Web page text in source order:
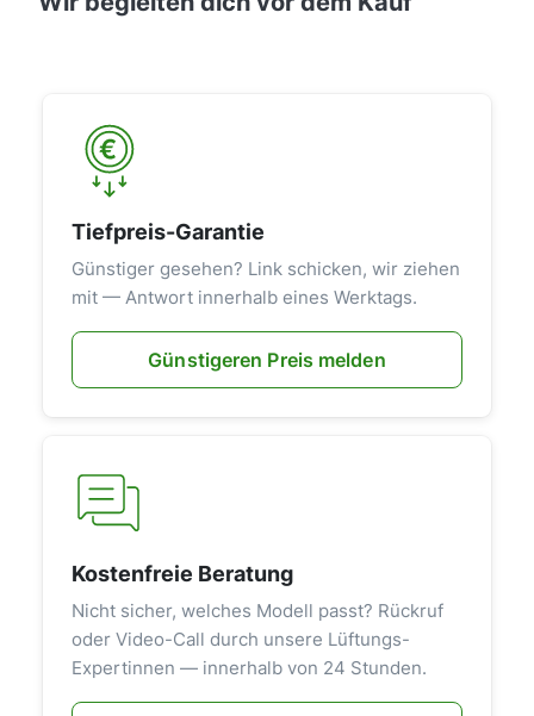
Tiefpreis-Garantie
Günstiger gesehen? Link schicken, wir ziehen
mit — Antwort innerhalb eines Werktags.
Günstigeren Preis melden
Kostenfreie Beratung
Nicht sicher, welches Modell passt? Rückruf
oder Video-Call durch unsere Lüftungs-
Expertinnen — innerhalb von 24 Stunden.